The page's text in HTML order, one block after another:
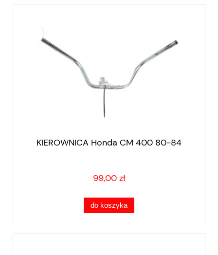
KIEROWNICA Honda CM 400 80-84
99,00 zł
do koszyka